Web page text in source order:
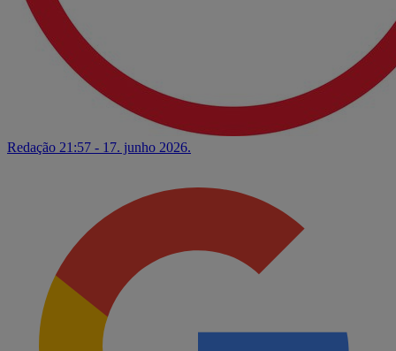
Redação 21:57 - 17. junho 2026.